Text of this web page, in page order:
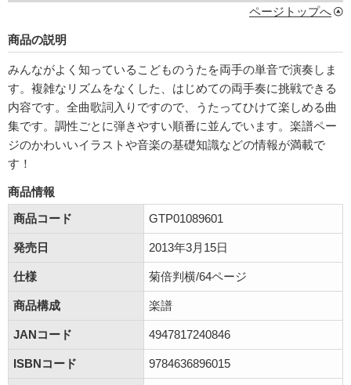
ページトップへ
商品の説明
みんながよく知っているこどものうたを両手の単音で演奏しま
す。複雑なリズムをなくした、はじめての両手奏に挑戦できる
内容です。全曲歌詞入りですので、うたってひけて楽しめる曲
集です。調性ごとに弾きやすい順番に並んでいます。楽譜ペー
ジのかわいいイラストや音楽の基礎知識などの情報が満載で
す！
商品情報
商品コード
GTP01089601
発売日 2013年3月15日
仕様 菊倍判横/64ページ
商品構成 楽譜
JANコード 4947817240846
ISBNコード 9784636896015